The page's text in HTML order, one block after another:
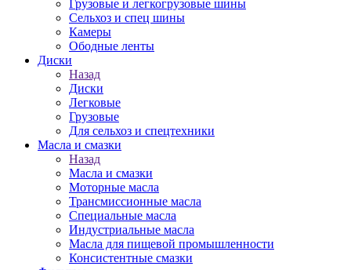
Грузовые и легкогрузовые шины
Сельхоз и спец шины
Камеры
Ободные ленты
Диски
Назад
Диски
Легковые
Грузовые
Для сельхоз и спецтехники
Масла и смазки
Назад
Масла и смазки
Моторные масла
Трансмиссионные масла
Специальные масла
Индустриальные масла
Масла для пищевой промышленности
Консистентные смазки